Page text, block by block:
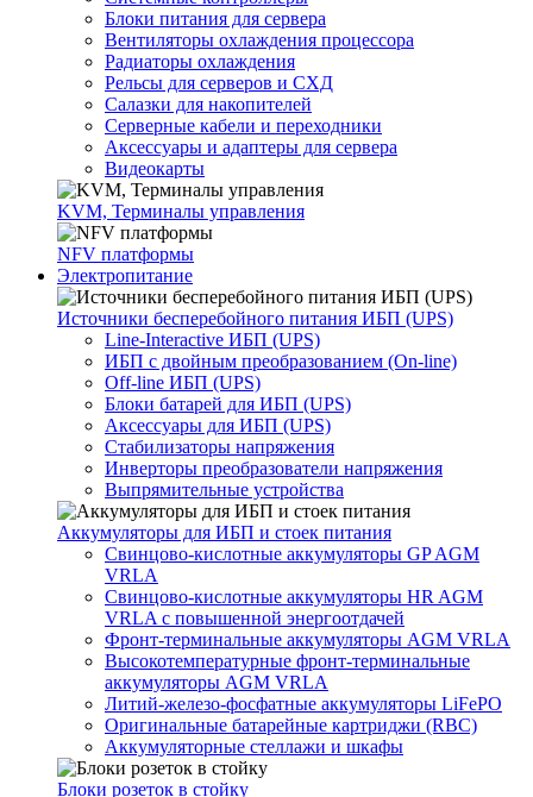
Блоки питания для сервера
Вентиляторы охлаждения процессора
Радиаторы охлаждения
Рельсы для серверов и СХД
Салазки для накопителей
Серверные кабели и переходники
Аксессуары и адаптеры для сервера
Видеокарты
KVM, Терминалы управления
NFV платформы
Электропитание
Источники бесперебойного питания ИБП (UPS)
Line-Interactive ИБП (UPS)
ИБП с двойным преобразованием (On-line)
Off-line ИБП (UPS)
Блоки батарей для ИБП (UPS)
Аксессуары для ИБП (UPS)
Стабилизаторы напряжения
Инверторы преобразователи напряжения
Выпрямительные устройства
Аккумуляторы для ИБП и стоек питания
Свинцово-кислотные аккумуляторы GP AGM
VRLA
Свинцово-кислотные аккумуляторы HR AGM
VRLA с повышенной энергоотдачей
Фронт-терминальные аккумуляторы AGM VRLA
Высокотемпературные фронт-терминальные
аккумуляторы AGM VRLA
Литий-железо-фосфатные аккумуляторы LiFePO
Оригинальные батарейные картриджи (RBC)
Аккумуляторные стеллажи и шкафы
Блоки розеток в стойку